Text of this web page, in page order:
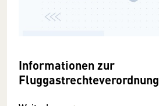
Informationen zur
Fluggastrechteverordnung